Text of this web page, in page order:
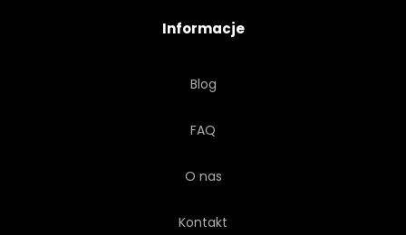
Informacje
Blog
FAQ
O nas
Kontakt